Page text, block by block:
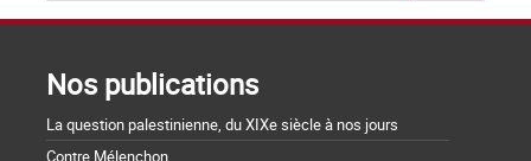
Nos publications
La question palestinienne, du XIXe siècle à nos jours
Contre Mélenchon